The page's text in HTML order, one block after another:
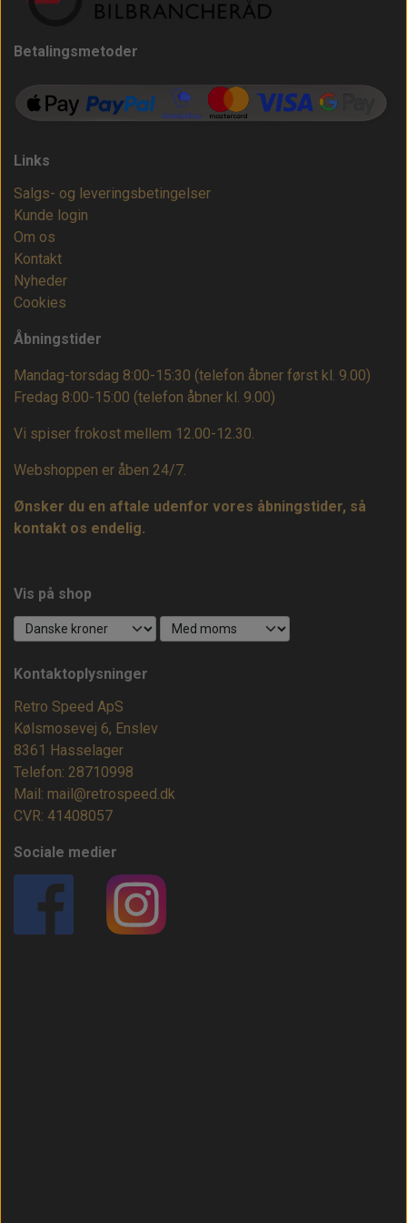
Betalingsmetoder
Links
Salgs- og leveringsbetingelser
Kunde login
Om os
Kontakt
Nyheder
Cookies
Åbningstider
Mandag-torsdag 8:00-15:30 (telefon åbner først kl. 9.00)
Fredag 8:00-15:00 (telefon åbner kl. 9.00)
Vi spiser frokost mellem 12.00-12.30.
Webshoppen er åben 24/7.
Ønsker du en aftale udenfor vores åbningstider, så
kontakt os endelig.
Vis på shop
Kontaktoplysninger
Retro Speed ApS
Kølsmosevej 6, Enslev
8361 Hasselager
Telefon: 28710998
Mail: mail@retrospeed.dk
CVR: 41408057
Sociale medier